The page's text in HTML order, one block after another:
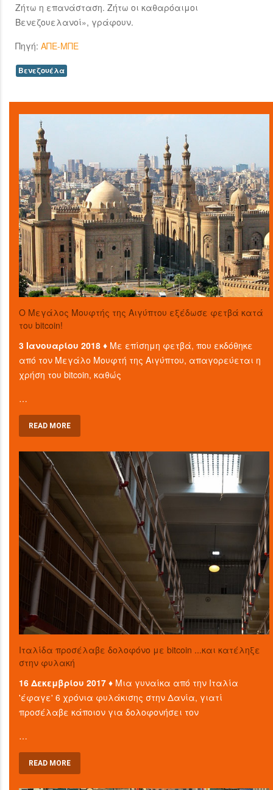
Ζήτω η επανάσταση. Ζήτω οι καθαρόαιμοι
Βενεζουελανοί», γράφουν.
Πηγή: ΑΠΕ-ΜΠΕ
Βενεζουέλα
O Μεγάλος Μουφτής της Αιγύπτου εξέδωσε φετβά κατά
του bitcoin!
3 Ιανουαρίου 2018 ♦ Με επίσημη φετβά, που εκδόθηκε
από τον Μεγάλο Μουφτή της Αιγύπτου, απαγορεύεται η
χρήση του bitcoin, καθώς
…
READ MORE
Ιταλίδα προσέλαβε δολοφόνο με bitcoin ...και κατέληξε
στην φυλακή
16 Δεκεμβρίου 2017 ♦ Μια γυναίκα από την Ιταλία
'έφαγε' 6 χρόνια φυλάκισης στην Δανία, γιατί
προσέλαβε κάποιον για δολοφονήσει τον
…
READ MORE